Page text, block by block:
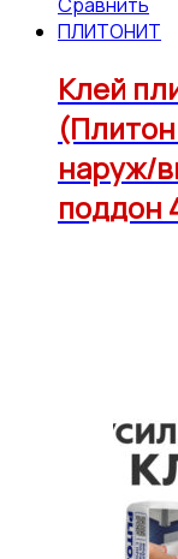
ПЛИТОНИТ
Клей
наруж/
поддон